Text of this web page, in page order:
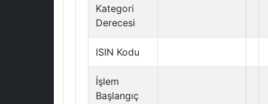
Kategori
Derecesi
ISIN Kodu
İşlem
Başlangıç